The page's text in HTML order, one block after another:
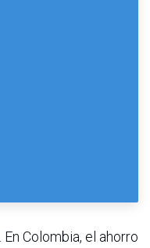
Colombia, el ahorro